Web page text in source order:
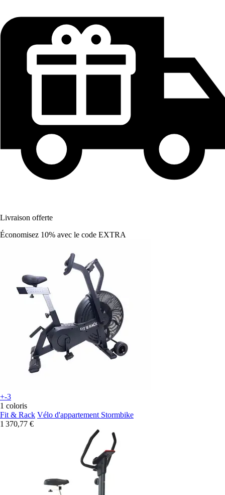
Livraison offerte
Économisez 10% avec le code EXTRA
+-3
1 coloris
Fit & Rack Vélo d'appartement Stormbike
1 370,77 €